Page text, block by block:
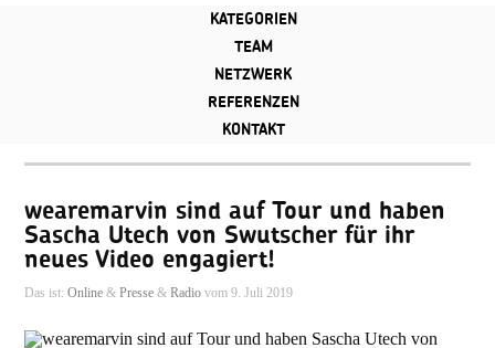
KATEGORIEN
TEAM
NETZWERK
REFERENZEN
KONTAKT
wearemarvin sind auf Tour und haben
Sascha Utech von Swutscher für ihr
neues Video engagiert!
Das ist: Online& Presse& Radiovom 9. Juli 2019